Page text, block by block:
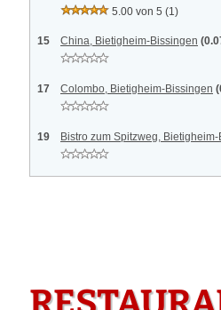
5.00 von 5 (1)
15 China, Bietigheim-Bissingen
17 Colombo, Bietigheim-Bissingen
19 Bistro zum Spitzweg,